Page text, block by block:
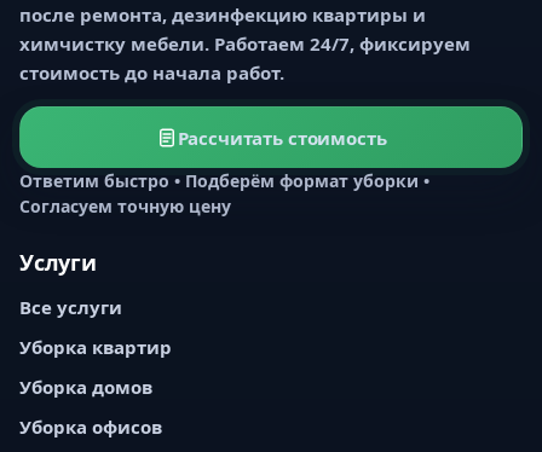
после ремонта, дезинфекцию квартиры и
химчистку мебели. Работаем 24/7, фиксируем
стоимость до начала работ.
Рассчитать стоимость
Ответим быстро • Подберём формат уборки •
Согласуем точную цену
Услуги
Все услуги
Уборка квартир
Уборка домов
Уборка офисов